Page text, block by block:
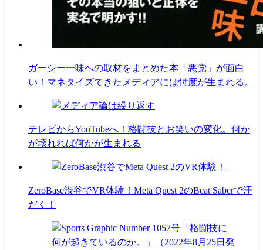
ガーシー一味への取材をまとめた本「悪党」が面白
い！マネタイズできたメディアには忖度が生まれる。
テレビからYouTubeへ！格闘技とお笑いの変化。何か
が壊れれば何かが生まれる
ZeroBase渋谷でVR体験！Meta Quest 2のBeat Saberで汗
だく！